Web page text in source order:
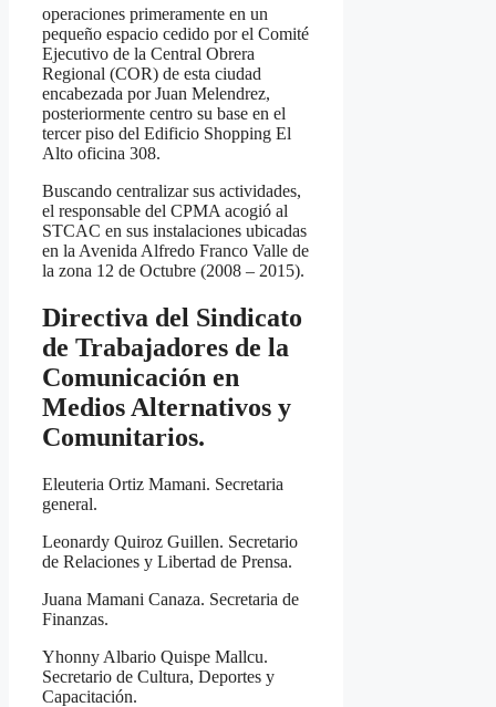
operaciones primeramente en un
pequeño espacio cedido por el Comité
Ejecutivo de la Central Obrera
Regional (COR) de esta ciudad
encabezada por Juan Melendrez,
posteriormente centro su base en el
tercer piso del Edificio Shopping El
Alto oficina 308.
Buscando centralizar sus actividades,
el responsable del CPMA acogió al
STCAC en sus instalaciones ubicadas
en la Avenida Alfredo Franco Valle de
la zona 12 de Octubre (2008 – 2015).
Directiva del Sindicato
de Trabajadores de la
Comunicación en
Medios Alternativos y
Comunitarios.
Eleuteria Ortiz Mamani. Secretaria
general.
Leonardy Quiroz Guillen. Secretario
de Relaciones y Libertad de Prensa.
Juana Mamani Canaza. Secretaria de
Finanzas.
Yhonny Albario Quispe Mallcu.
Secretario de Cultura, Deportes y
Capacitación.